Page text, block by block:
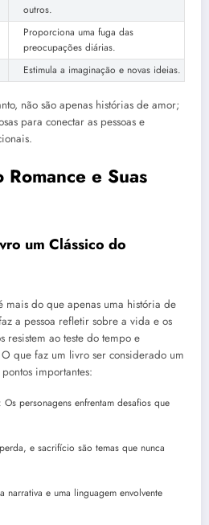
outros.
Proporciona uma fuga das
preocupações diárias.
Estimula a imaginação e novas ideias.
não são apenas histórias de amor;
para conectar as pessoas e
Romance e Suas
um Clássico do
mais do que apenas uma história de
a pessoa refletir sobre a vida e os
resistem ao teste do tempo e
que faz um livro ser considerado um
importantes:
: Os personagens enfrentam desafios que
e sacrifício são temas que nunca
narrativa e uma linguagem envolvente